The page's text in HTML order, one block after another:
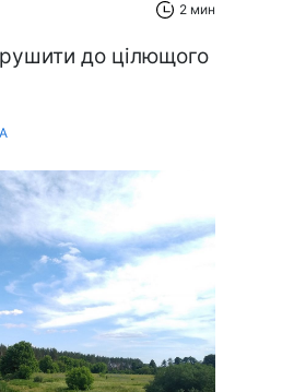
2 мин
до цілющого